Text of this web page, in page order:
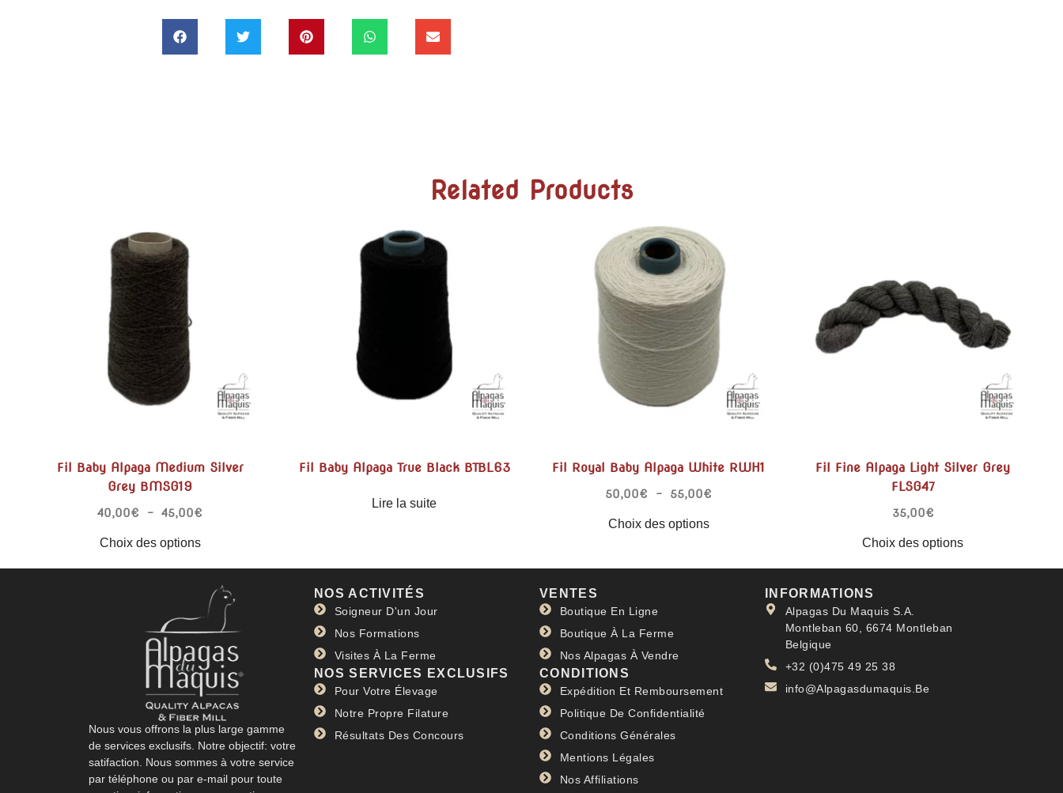
Related Products
Fil Baby Alpaga Medium Silver
Grey BMSG19
40,00€ – 45,00€
Choix des options
Fil Baby Alpaga True Black BTBL63
Lire la suite
Fil Royal Baby Alpaga White RWH1
50,00€ – 55,00€
Choix des options
Fil Fine Alpaga Light Silver Grey
FLSG47
35,00€
Choix des options
Nous vous offrons la plus large gamme
de services exclusifs. Notre objectif: votre
satifaction. Nous sommes à votre service
par téléphone ou par e-mail pour toute
NOS ACTIVITÉS
Soigneur D'un Jour
Nos Formations
Visites À La Ferme
NOS SERVICES EXCLUSIFS
Pour Votre Élevage
Notre Propre Filature
Résultats Des Concours
VENTES
Boutique En Ligne
Boutique À La Ferme
Nos Alpagas À Vendre
CONDITIONS
Expédition Et Remboursement
Politique De Confidentialité
Conditions Générales
Mentions Légales
Nos Affiliations
INFORMATIONS
Alpagas Du Maquis S.A.
Montleban 60, 6674 Montleban
Belgique
+32 (0)475 49 25 38
info@Alpagasdumaquis.Be